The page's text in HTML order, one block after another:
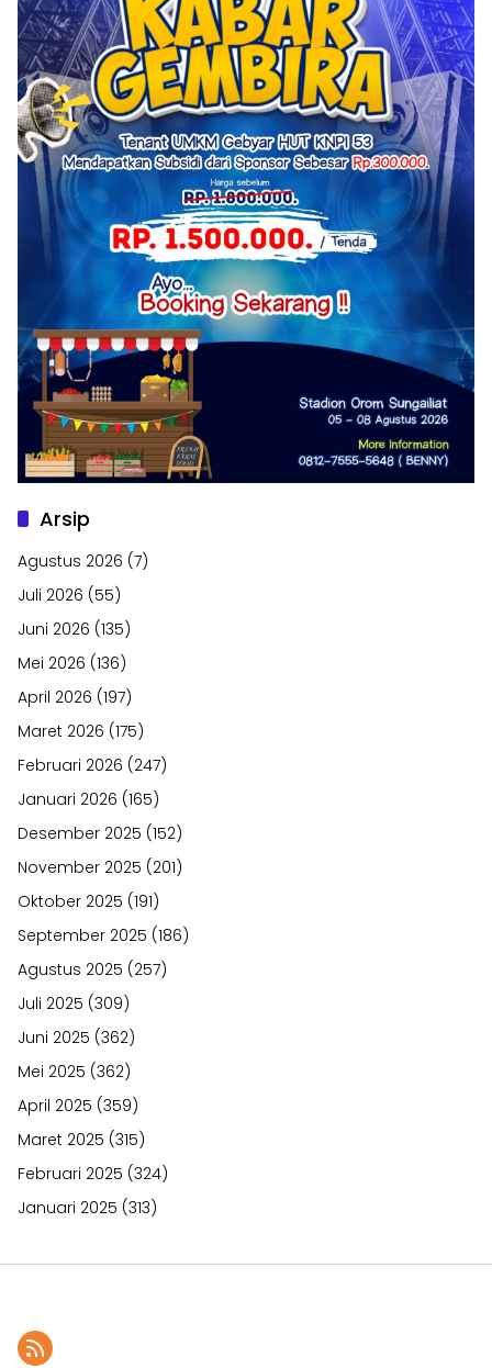
Arsip
Agustus 2026 (7)
Juli 2026 (55)
Juni 2026 (135)
Mei 2026 (136)
April 2026 (197)
Maret 2026 (175)
Februari 2026 (247)
Januari 2026 (165)
Desember 2025 (152)
November 2025 (201)
Oktober 2025 (191)
September 2025 (186)
Agustus 2025 (257)
Juli 2025 (309)
Juni 2025 (362)
Mei 2025 (362)
April 2025 (359)
Maret 2025 (315)
Februari 2025 (324)
Januari 2025 (313)